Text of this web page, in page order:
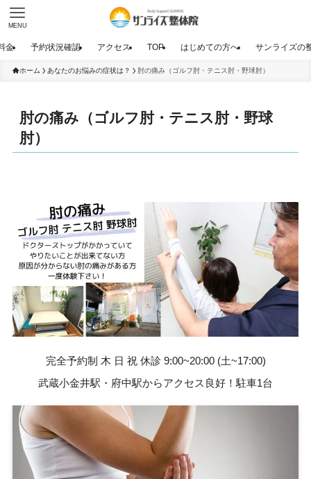
MENU
金 予約状況確認 アクセス TOP はじめての方へ サンライズの
ホーム あなたのお悩みの症状は？ 肘の痛み（ゴルフ肘・テニス肘・野球肘）
肘の痛み（ゴルフ肘・テニス肘・野球
肘）
完全予約制 木 日 祝 休診 9:00~20:00 (土~17:00)
武蔵小金井駅・府中駅からアクセス良好！駐車1台